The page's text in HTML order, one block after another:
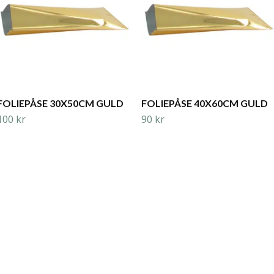
30X50CM GULD
kr
FOLIEPÅSE 40X60CM GULD
90 kr